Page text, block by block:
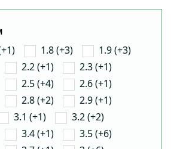
1.8 (+3)
1.9 (+3)
2.2 (+1)
2.3 (+1)
2.5 (+4)
2.6 (+1)
2.8 (+2)
2.9 (+1)
3.1 (+1)
3.2 (+2)
3.4 (+1)
3.5 (+6)